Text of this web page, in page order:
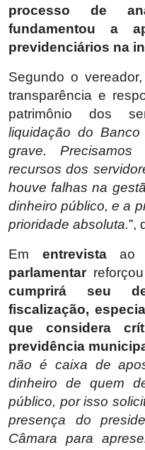
processo de
fundamentou a
previdenciários na
Segundo o
transparência e
patrimônio dos
liquidação do
grave.
recursos dos
houve falhas na
dinheiro público, e a
prioridade absoluta.”,
Em entrevistaao
parlamentarreforçou
cumprirá seu
fiscalização,
que considera
previdência
não é caixa de
dinheiro de quem
público, por isso
presença do
Câmara para